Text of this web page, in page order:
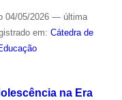
04/05/2026 — última
em: Cátedra de
na Era